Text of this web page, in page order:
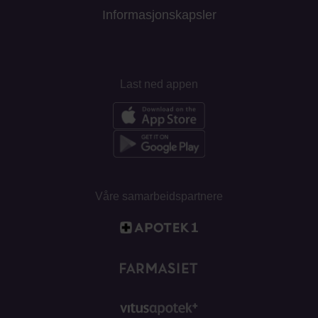
Informasjonskapsler
Last ned appen
Våre samarbeidspartnere